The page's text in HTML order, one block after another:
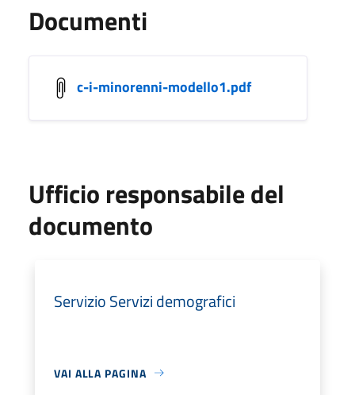
Documenti
c-i-minorenni-modello1.pdf
Ufficio responsabile del
documento
Servizio Servizi demografici
VAI ALLA PAGINA